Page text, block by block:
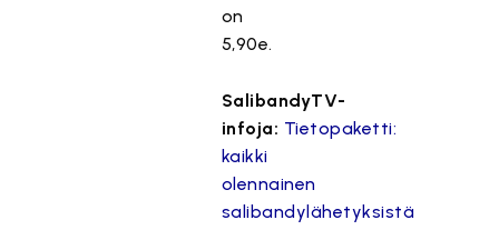
on
5,90e.
SalibandyTV-
infoja: Tietopaketti:
kaikki
olennainen
salibandylähetyksistä